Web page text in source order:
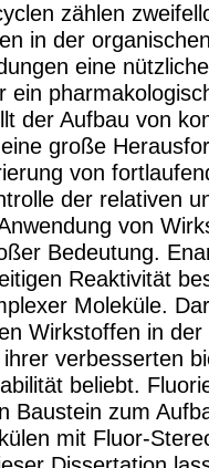
zählen
in der
eine
ein
der Aufbau von
große
von
der relativen
von
Bedeutung.
Reaktivität
Moleküle.
Wirkstoffen in der
verbesserten
beliebt.
Baustein zum
mit Fluor-